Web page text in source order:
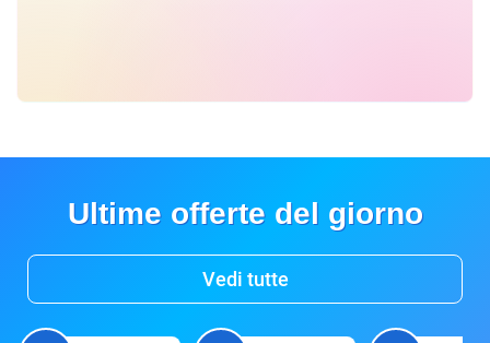
Ultime offerte del giorno
Vedi tutte